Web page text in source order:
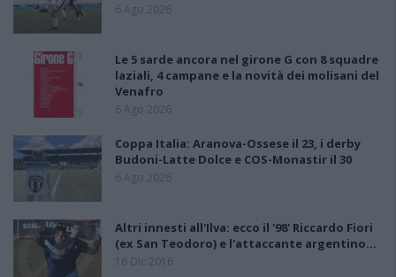
6 Ago 2026
Le 5 sarde ancora nel girone G con 8 squadre
laziali, 4 campane e la novità dei molisani del
Venafro
6 Ago 2026
Coppa Italia: Aranova-Ossese il 23, i derby
Budoni-Latte Dolce e COS-Monastir il 30
6 Ago 2026
Altri innesti all'Ilva: ecco il '98' Riccardo Fiori
(ex San Teodoro) e l'attaccante argentino…
16 Dic 2016